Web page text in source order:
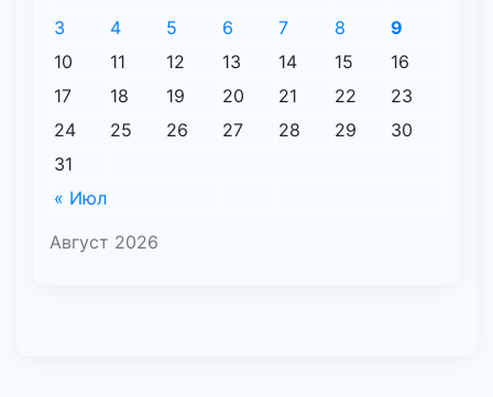
Август 2026
« Июл
3
4 5 6 7 8
9
10
11 12 13 14 15
16
17
18 19 20 21 22
23
24
25 26 27 28 29
30
31